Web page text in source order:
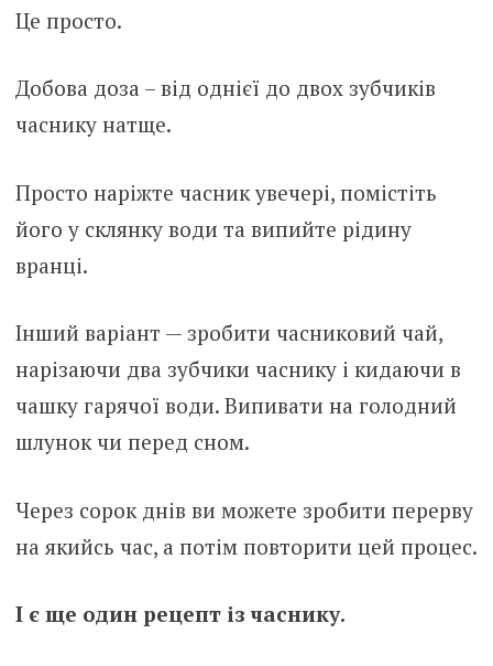
Це просто.
Добова доза – від однієї до двох зубчиків
часнику натще.
Просто наріжте часник увечері, помістіть
його у склянку води та випийте рідину
вранці.
Інший варіант — зробити часниковий чай,
нарізаючи два зубчики часнику і кидаючи в
чашку гарячої води. Випивати на голодний
шлунок чи перед сном.
Через сорок днів ви можете зробити перерву
на якийсь час, а потім повторити цей процес.
І є ще один рецепт із часнику.